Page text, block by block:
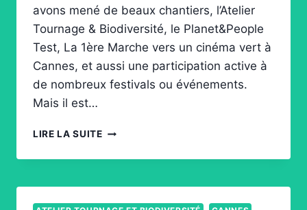
avons mené de beaux chantiers, l’Atelier
Tournage & Biodiversité, le Planet&People
Test, La 1ère Marche vers un cinéma vert à
Cannes, et aussi une participation active à
de nombreux festivals ou événements.
Mais il est…
LIRE LA SUITE LE
TRANSFORME
ASSOCIATION